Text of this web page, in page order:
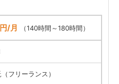
/月 （140時間～180時間）
フリーランス）